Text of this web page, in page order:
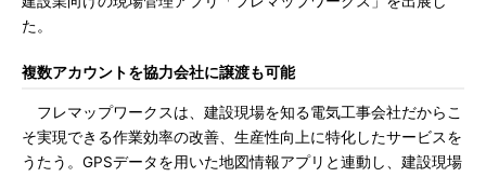
た。
複数アカウントを協力会社に譲渡も可能
フレマップワークスは、建設現場を知る電気工事会社だからこ
そ実現できる作業効率の改善、生産性向上に特化したサービスを
うたう。GPSデータを用いた地図情報アプリと連動し、建設現場